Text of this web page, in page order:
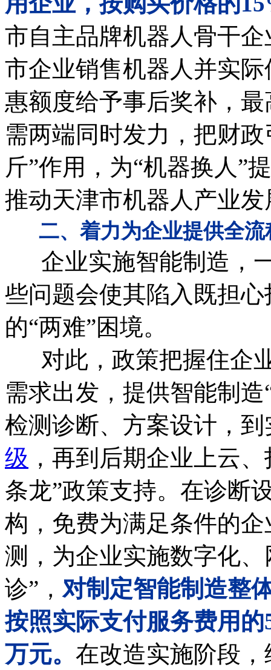
市自主品牌机器人骨干
市企业销售机器人并实
惠额度给予事后奖补，
需两端同时发力，把财
斤”作用，为“机器换人”
推动天津市机器人产业发
二、着力为企业提供全流
企业实施智能制造，
些问题会使其陷入既担
的“两难”困境。
对此，政策把握住企
需求出发，提供智能制
检测诊断、方案设计，
级 ，再到后期企业上云
条龙”政策支持。在诊断
构，免费为满足条件的
测，为企业实施数字化
诊”， 对制定智能制造整
按照实际支付服务费用
万元。 在改造实施阶段